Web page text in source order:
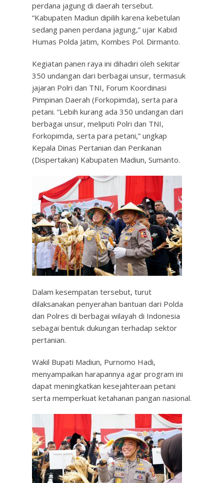
perdana jagung di daerah tersebut.
“Kabupaten Madiun dipilih karena kebetulan
sedang panen perdana jagung,” ujar Kabid
Humas Polda Jatim, Kombes Pol. Dirmanto.
Kegiatan panen raya ini dihadiri oleh sekitar
350 undangan dari berbagai unsur, termasuk
jajaran Polri dan TNI, Forum Koordinasi
Pimpinan Daerah (Forkopimda), serta para
petani. “Lebih kurang ada 350 undangan dari
berbagai unsur, meliputi Polri dan TNI,
Forkopimda, serta para petani,” ungkap
Kepala Dinas Pertanian dan Perikanan
(Dispertakan) Kabupaten Madiun, Sumanto.
Dalam kesempatan tersebut, turut
dilaksanakan penyerahan bantuan dari Polda
dan Polres di berbagai wilayah di Indonesia
sebagai bentuk dukungan terhadap sektor
pertanian.
Wakil Bupati Madiun, Purnomo Hadi,
menyampaikan harapannya agar program ini
dapat meningkatkan kesejahteraan petani
serta memperkuat ketahanan pangan nasional.